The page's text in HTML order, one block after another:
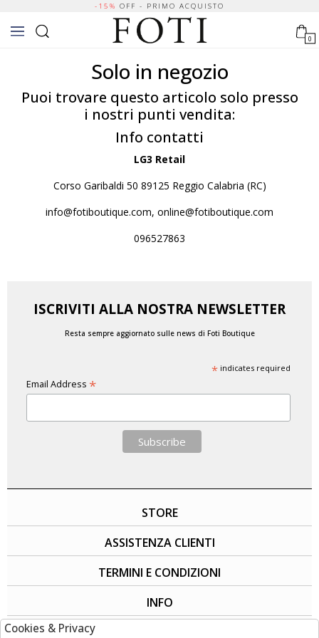
-15% OFF - PRIMO ACQUISTO
0
Solo in negozio
Puoi trovare questo articolo solo presso
i nostri punti vendita:
Info contatti
LG3 Retail
Corso Garibaldi 50 89125 Reggio Calabria (RC)
info@fotiboutique.com, online@fotiboutique.com
096527863
ISCRIVITI ALLA NOSTRA NEWSLETTER
Resta sempre aggiornato sulle news di Foti Boutique
*indicates required
Email Address *
STORE
ASSISTENZA CLIENTI
TERMINI E CONDIZIONI
INFO
Cookies & Privacy